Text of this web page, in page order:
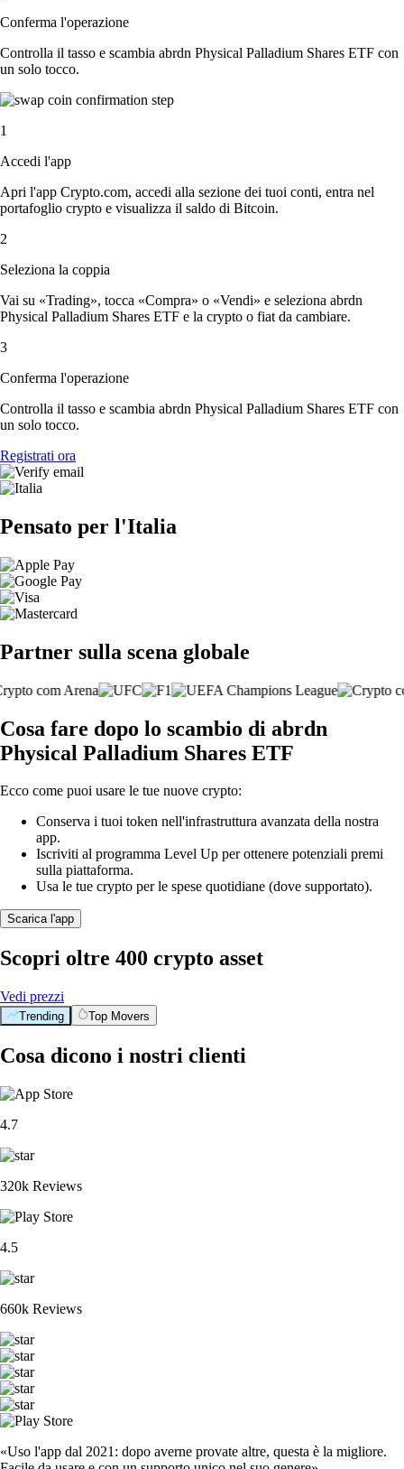
Conferma l'operazione
Controlla il tasso e scambia abrdn Physical Palladium Shares ETF con
un solo tocco.
1
Accedi l'app
Apri l'app Crypto.com, accedi alla sezione dei tuoi conti, entra nel
portafoglio crypto e visualizza il saldo di Bitcoin.
2
Seleziona la coppia
Vai su «Trading», tocca «Compra» o «Vendi» e seleziona abrdn
Physical Palladium Shares ETF e la crypto o fiat da cambiare.
3
Conferma l'operazione
Controlla il tasso e scambia abrdn Physical Palladium Shares ETF con
un solo tocco.
Registrati ora
Pensato per l'Italia
Partner sulla scena globale
Cosa fare dopo lo scambio di abrdn
Physical Palladium Shares ETF
Ecco come puoi usare le tue nuove crypto:
Conserva i tuoi token nell'infrastruttura avanzata della nostra
app.
Iscriviti al programma Level Up per ottenere potenziali premi
sulla piattaforma.
Usa le tue crypto per le spese quotidiane (dove supportato).
Scarica l'app
Scopri oltre 400 crypto asset
Vedi prezzi
Trending Top Movers
Cosa dicono i nostri clienti
4.7
320k Reviews
4.5
660k Reviews
«Uso l'app dal 2021: dopo averne provate altre, questa è la migliore.